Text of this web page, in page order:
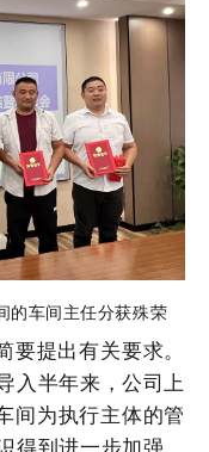
的车间主任分获殊荣
提出有关要求。
入半年来，公司上
间为执行主体的管
到进一步加强，